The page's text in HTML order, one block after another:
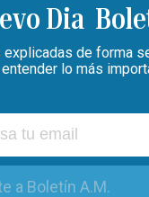
explicadas de forma
lo más
a Boletín A.M.